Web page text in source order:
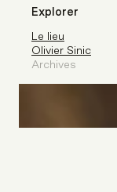
Explorer
Le lieu
Olivier Sinic
Archives